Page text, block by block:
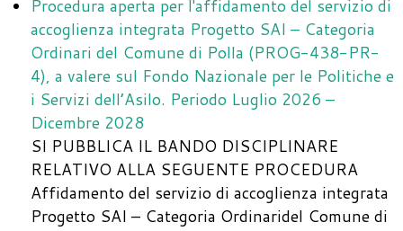
Procedura aperta per l'affidamento del servizio di
accoglienza integrata Progetto SAI – Categoria
Ordinari del Comune di Polla (PROG-438-PR-
4), a valere sul Fondo Nazionale per le Politiche e
i Servizi dell’Asilo. Periodo Luglio 2026 –
Dicembre 2028
SI PUBBLICA IL BANDO DISCIPLINARE
RELATIVO ALLA SEGUENTE PROCEDURA
Affidamento del servizio di accoglienza integrata
Progetto SAI – Categoria Ordinaridel Comune di